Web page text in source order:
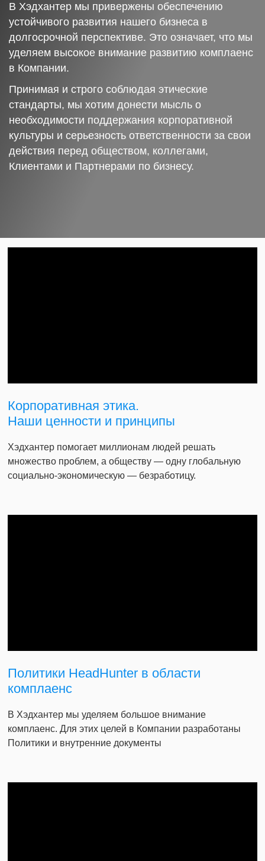
В Хэдхантер мы привержены обеспечению
устойчивого развития нашего бизнеса в
долгосрочной перспективе. Это означает, что мы
уделяем высокое внимание развитию комплаенс
в Компании.
Принимая и строго соблюдая этические
стандарты, мы хотим донести мысль о
необходимости поддержания корпоративной
культуры и серьезность ответственности за свои
действия перед обществом, коллегами,
Клиентами и Партнерами по бизнесу.
Корпоративная этика.
Наши ценности и принципы
Хэдхантер помогает миллионам людей решать
множество проблем, а обществу — одну глобальную
социально-экономическую — безработицу.
Политики HeadHunter в области
комплаенс
В Хэдхантер мы уделяем большое внимание
комплаенс. Для этих целей в Компании разработаны
Политики и внутренние документы